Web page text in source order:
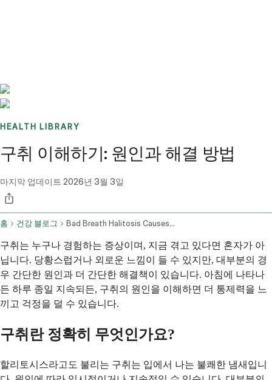
HEALTH LIBRARY
구취 이해하기: 원인과 해결 방법
마지막 업데이트 2026년 3월 3일
홈 건강 블로그 Bad Breath Halitosis Causes Remedies And Treatment
구취는 누구나 경험하는 증상이며, 지금 겪고 있다면 혼자가 아
닙니다. 당황스럽거나 외로운 느낌이 들 수 있지만, 대부분의 경
우 간단한 원인과 더 간단한 해결책이 있습니다. 아침에 나타나
든 하루 종일 지속되든, 구취의 원인을 이해하면 더 통제력을 느
끼고 걱정을 덜 수 있습니다.
구취란 정확히 무엇인가요?
할리토시스라고도 불리는 구취는 입에서 나는 불쾌한 냄새입니